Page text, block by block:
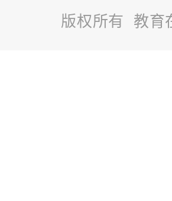
版权所有 教育